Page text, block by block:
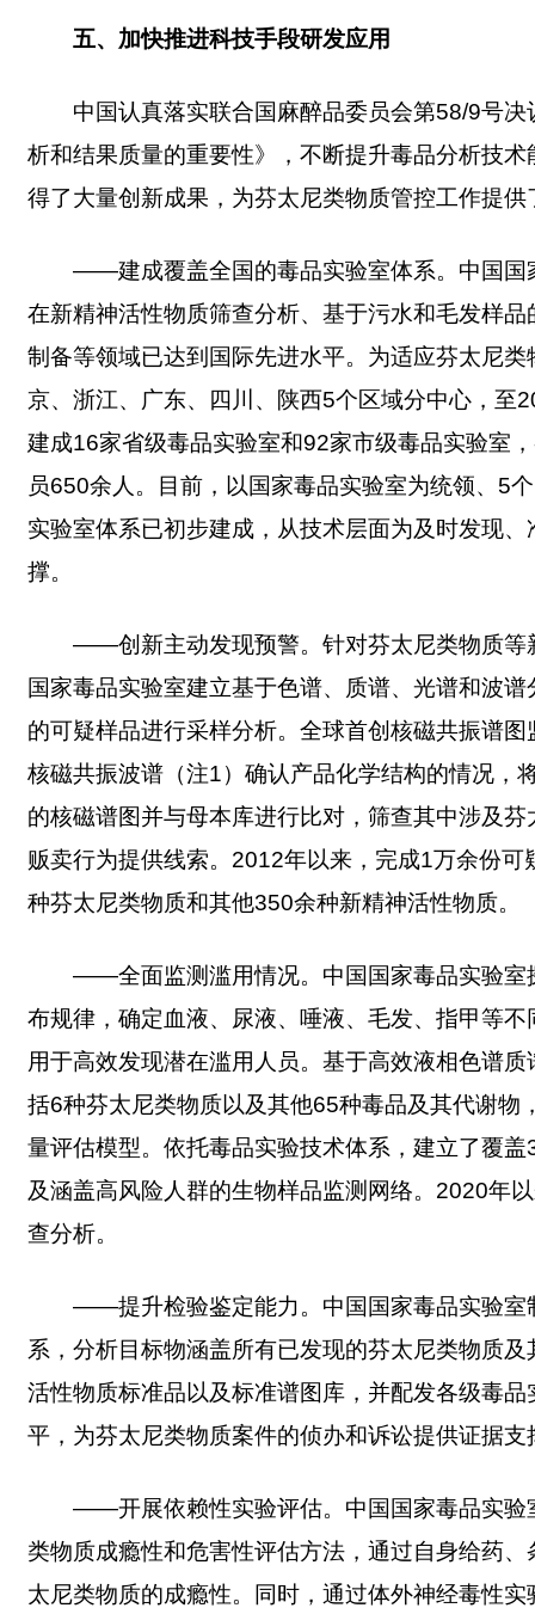
五、加快推进科技手段研发应用
中国认真落实联合国麻醉品委员会第58/9号
析和结果质量的重要性》，不断提升毒品分析技
得了大量创新成果，为芬太尼类物质管控工作提供
——建成覆盖全国的毒品实验室体系。中国国
在新精神活性物质筛查分析、基于污水和毛发样
制备等领域已达到国际先进水平。为适应芬太尼
京、浙江、广东、四川、陕西5个区域分中心，至
建成16家省级毒品实验室和92家市级毒品实验室
员650余人。目前，以国家毒品实验室为统领、5
实验室体系已初步建成，从技术层面为及时发现
撑。
——创新主动发现预警。针对芬太尼类物质等
国家毒品实验室建立基于色谱、质谱、光谱和波
的可疑样品进行采样分析。全球首创核磁共振谱
核磁共振波谱（注1）确认产品化学结构的情况，
的核磁谱图并与母本库进行比对，筛查其中涉及
贩卖行为提供线索。2012年以来，完成1万余份
种芬太尼类物质和其他350余种新精神活性物质。
——全面监测滥用情况。中国国家毒品实验室
布规律，确定血液、尿液、唾液、毛发、指甲等
用于高效发现潜在滥用人员。基于高效液相色谱
括6种芬太尼类物质以及其他65种毒品及其代谢
量评估模型。依托毒品实验技术体系，建立了覆
及涵盖高风险人群的生物样品监测网络。2020年
查分析。
——提升检验鉴定能力。中国国家毒品实验室
系，分析目标物涵盖所有已发现的芬太尼类物质
活性物质标准品以及标准谱图库，并配发各级毒
平，为芬太尼类物质案件的侦办和诉讼提供证据支
——开展依赖性实验评估。中国国家毒品实验
类物质成瘾性和危害性评估方法，通过自身给药
太尼类物质的成瘾性。同时，通过体外神经毒性